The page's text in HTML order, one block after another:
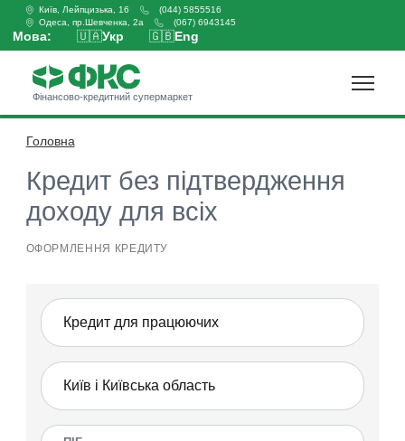
Київ, Лейпцизька, 16
(044) 5855516
Одеса, пр.Шевченка, 2а
(067) 6943145
Мова: 🇺🇦Укр 🇬🇧Eng
Фінансово-кредитний супермаркет
Головна
Кредит без підтвердження
доходу для всіх
ОФОРМЛЕННЯ КРЕДИТУ